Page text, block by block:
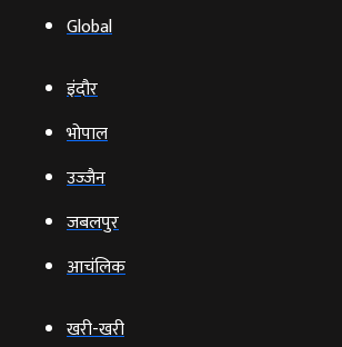
Global
इंदौर
भोपाल
उज्‍जैन
जबलपुर
आचंलिक
खरी-खरी